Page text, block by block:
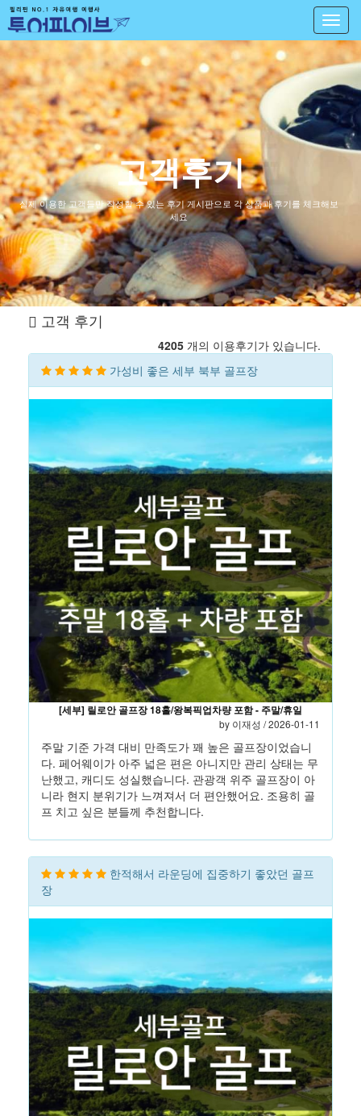
고객후기
실제 이용한 고객들만 작성할 수 있는 후기 게시판으로 각 상품과 후기를 체크해보
세요
고객 후기
4205 개의 이용후기가 있습니다.
가성비 좋은 세부 북부 골프장
[세부] 릴로안 골프장 18홀/왕복픽업차량 포함 - 주말/휴일
by 이재성 / 2026-01-11
주말 기준 가격 대비 만족도가 꽤 높은 골프장이었습니
다. 페어웨이가 아주 넓은 편은 아니지만 관리 상태는 무
난했고, 캐디도 성실했습니다. 관광객 위주 골프장이 아
니라 현지 분위기가 느껴져서 더 편안했어요. 조용히 골
프 치고 싶은 분들께 추천합니다.
한적해서 라운딩에 집중하기 좋았던 골프
장